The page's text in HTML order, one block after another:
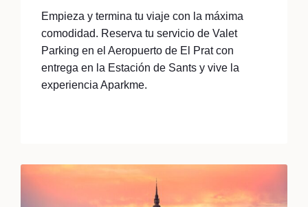
Empieza y termina tu viaje con la máxima
comodidad. Reserva tu servicio de Valet
Parking en el Aeropuerto de El Prat con
entrega en la Estación de Sants y vive la
experiencia Aparkme.